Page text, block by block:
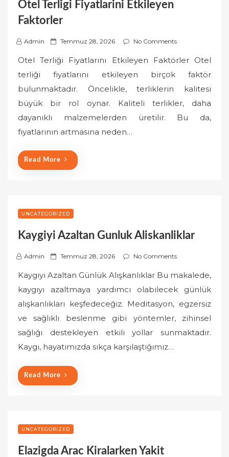
Otel Terligi Fiyatlarini Etkileyen
Faktorler
Admin
P
s
t
e
d
Temmuz 28, 2026 No Comments
Otel Terliği Fiyatlarını Etkileyen Faktörler Otel
terliği fiyatlarını etkileyen birçok faktör
bulunmaktadır. Öncelikle, terliklerin kalitesi
büyük bir rol oynar. Kaliteli terlikler, daha
dayanıklı malzemelerden üretilir. Bu da,
fiyatlarının artmasına neden…
Read More
UNCATEGORIZED
Kaygiyi Azaltan Gunluk Aliskanliklar
Admin
P
s
t
e
d
o
Temmuz 28, 2026 No Comments
Kaygıyı Azaltan Günlük Alışkanlıklar Bu makalede,
kaygıyı azaltmaya yardımcı olabilecek günlük
alışkanlıkları keşfedeceğiz. Meditasyon, egzersiz
ve sağlıklı beslenme gibi yöntemler, zihinsel
sağlığı destekleyen etkili yollar sunmaktadır.
Kaygı, hayatımızda sıkça karşılaştığımız…
Read More
UNCATEGORIZED
Elazigda Arac Kiralarken Yakit